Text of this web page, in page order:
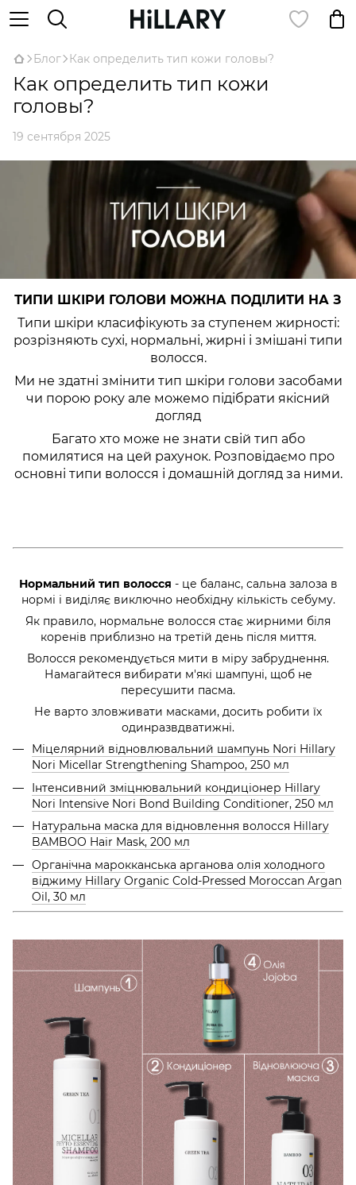
Блог Как определить тип кожи головы?
Как определить тип кожи
головы?
19 сентября 2025
ТИПИ ШКІРИ ГОЛОВИ МОЖНА ПОДІЛИТИ НА З
Типи шкіри класифікують за ступенем жирності:
розрізняють сухі, нормальні, жирні і змішані типи
волосся.
Ми не здатні змінити тип шкіри голови засобами
чи порою року але можемо підібрати якісний
догляд
Багато хто може не знати свій тип або
помилятися на цей рахунок. Розповідаємо про
основні типи волосся і домашній догляд за ними.
Нормальний тип волосся - це баланс, сальна залоза в
нормі і виділяє виключно необхідну кількість себуму.
Як правило, нормальне волосся стає жирними біля
коренів приблизно на третій день після миття.
Волосся рекомендується мити в міру забруднення.
Намагайтеся вибирати м'які шампуні, щоб не
пересушити пасма.
Не варто зловживати масками, досить робити їх
одинразвдватижні.
Міцелярний відновлювальний шампунь Norі Hillary
Nori Micellar Strengthening Shampoo, 250 мл
Інтенсивний зміцнювальний кондиціонер Hillary
Nori Intensive Nori Bond Building Conditioner, 250 мл
Натуральна маска для відновлення волосся Hillary
BAMBOO Hair Mask, 200 мл
Органічна марокканська арганова олія холодного
віджиму Hillary Organic Cold-Pressed Moroccan Argan
Oil, 30 мл